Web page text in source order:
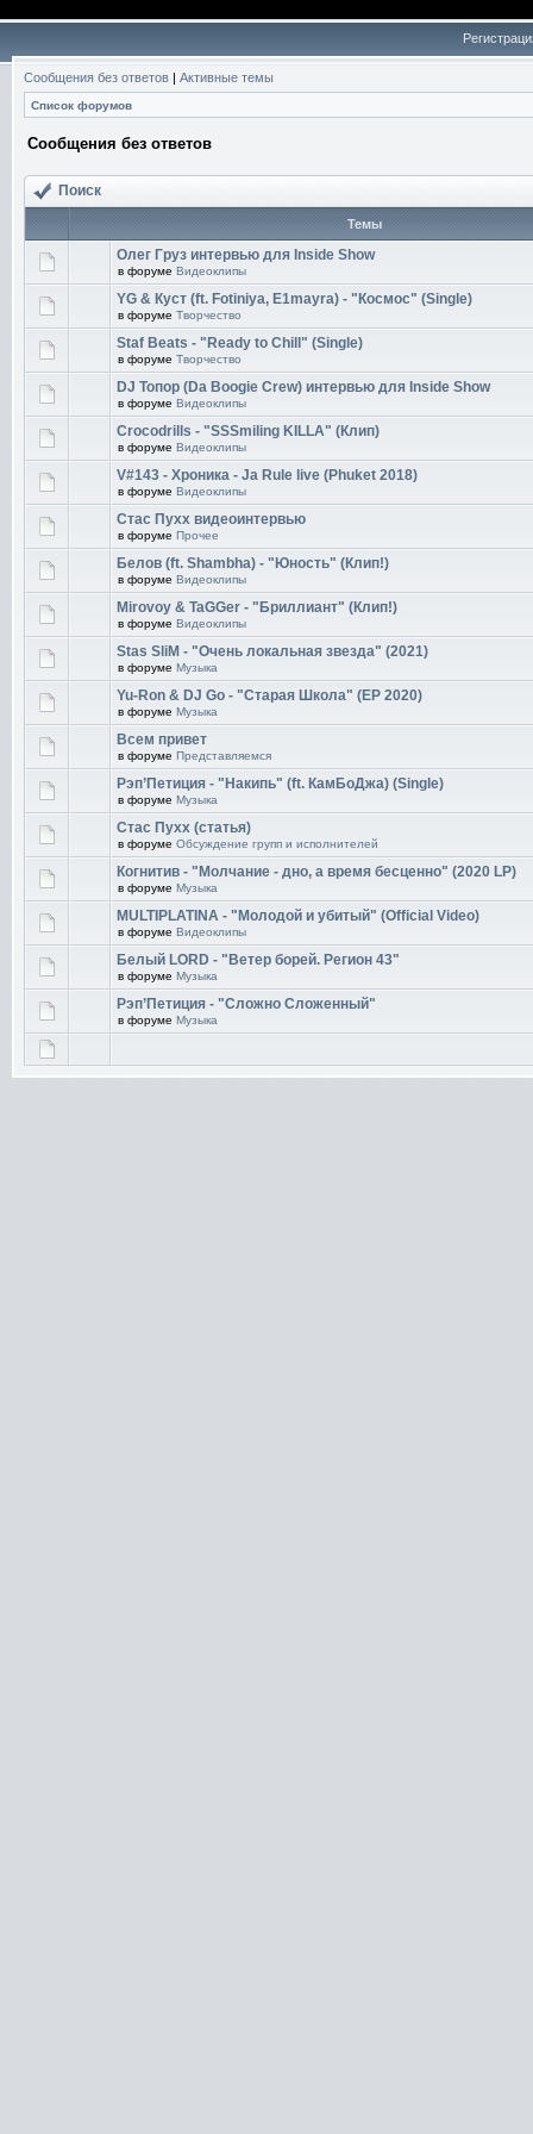
Сообщения без ответов | Активные темы
Список форумов
Сообщения без ответов
Поиск
Темы
Олег Груз интервью для Inside Show
в форуме Видеоклипы
YG & Куст (ft. Fotiniya, E1mayra) - "Космос" (Single)
в форуме Творчество
Staf Beats - "Ready to Chill" (Single)
в форуме Творчество
DJ Топор (Da Boogie Crew) интервью для Inside Show
в форуме Видеоклипы
Crocodrills - "SSSmiling KILLA" (Клип)
в форуме Видеоклипы
V#143​ - Хроника - Ja Rule live (Phuket 2018)
в форуме Видеоклипы
Стас Пухх видеоинтервью
в форуме Прочее
Белов (ft. Shambha) - "Юность" (Клип!)
в форуме Видеоклипы
Mirovoy & TaGGer - "Бриллиант" (Клип!)
в форуме Видеоклипы
Stas SliM - "Очень локальная звезда" (2021)
в форуме Музыка
Yu-Ron & DJ Go - "Старая Школа" (EP 2020)
в форуме Музыка
Всем привет
в форуме Представляемся
Рэп’Петиция - "Накипь" (ft. КамБоДжа) (Single)
в форуме Музыка
Стас Пухх (статья)
в форуме Обсуждение групп и исполнителей
Когнитив - "Молчание - дно, а время бесценно" (2020 LP)
в форуме Музыка
MULTIPLATINA - "Молодой и убитый" (Official Video)
в форуме Видеоклипы
Белый LORD - "Ветер борей. Регион 43"
в форуме Музыка
Рэп’Петиция - "Сложно Сложенный"
в форуме Музыка